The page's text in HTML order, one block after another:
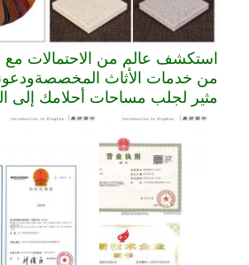
استكشف عالم من الاحتمالات
من خدمات الأثاث
مثير لجلب مساحات أحلامك إلى